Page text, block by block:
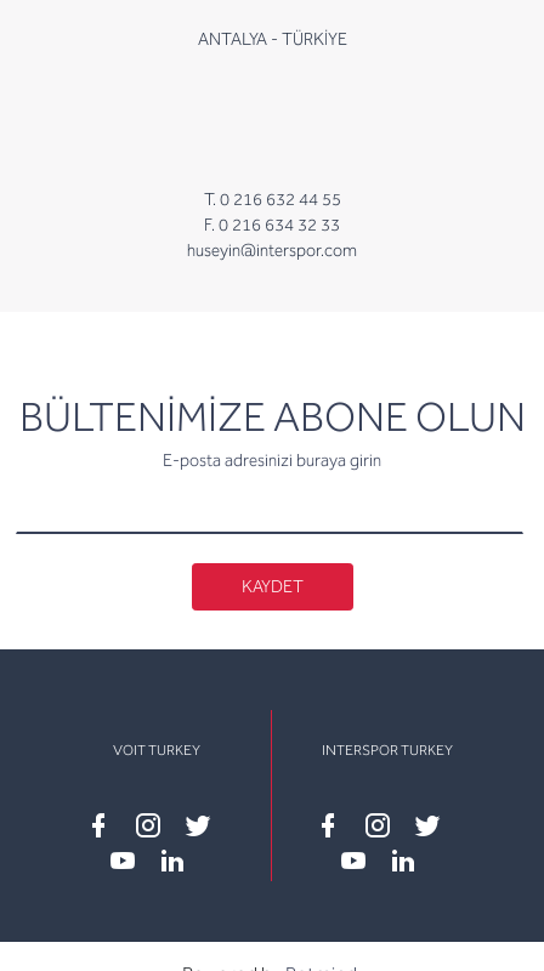
ANTALYA - TÜRKİYE
T. 0 216 632 44 55
F. 0 216 634 32 33
huseyin@interspor.com
BÜLTENİMİZE ABONE OLUN
E-posta adresinizi buraya girin
newsletter
KAYDET
VOIT TURKEY
Facebook
instagram
twitter
INTERSPOR TURKEY
Facebook
instagram
twitter